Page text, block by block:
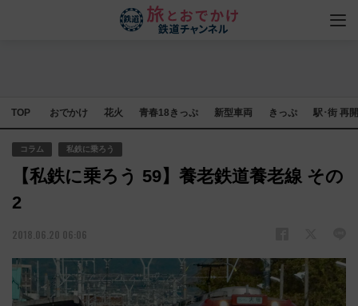
TOP おでかけ 花火 青春18きっぷ 新型車両 きっぷ 駅･街 再
コラム 私鉄に乗ろう
【私鉄に乗ろう 59】養老鉄道養老線 その
2
2018.06.20 06:06